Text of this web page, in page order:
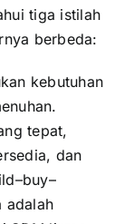
tiga istilah
berbeda:
kebutuhan
tepat,
dan
adalah